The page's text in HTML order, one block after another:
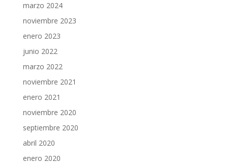
marzo 2024
noviembre 2023
enero 2023
junio 2022
marzo 2022
noviembre 2021
enero 2021
noviembre 2020
septiembre 2020
abril 2020
enero 2020